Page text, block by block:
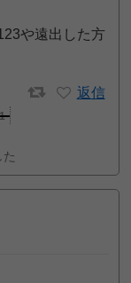
や遠出した方
返信
1